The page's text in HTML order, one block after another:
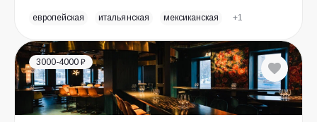
европейская итальянская мексиканская +1
3000-4000 ₽